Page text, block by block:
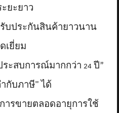
ยะยาว
บประกันสินค้ายาวนาน
เยี่ยม
ระสบการณ์มากกว่า24 ปี”
กับภาษี" ได้
ารขายตลอดอายุการใช้